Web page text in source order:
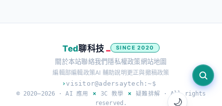
Ted聊科技 SINCE 2020
關於本站聯絡我們隱私權政策網站地圖
編輯部編輯政策AI 輔助說明更正與撤稿政策
› visitor@adersaytech:~$
© 2020–2026 ·AI 應用 × 3C 教學 × 疑難排解 · All rights
reserved.
🌙